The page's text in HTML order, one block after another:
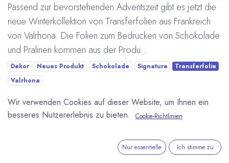
Passend zur bevorstehenden Adventszeit gibt es jetzt die
neue Winterkollektion von Transferfolien aus Frankreich
von Valrhona. Die Folien zum Bedrucken von Schokolade
und Pralinen kommen aus der Produ...
Dekor Neues Produkt Schokolade Signature
Transferfolie
Valrhona
Mehr lesen
Wir verwenden Cookies auf dieser Website, um Ihnen ein
besseres Nutzererlebnis zu bieten.
Cookie-Richtlinien
Nur essentielle Ich stimme zu